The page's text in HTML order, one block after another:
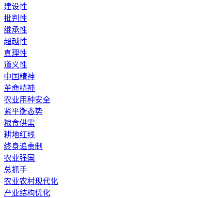
建设性
批判性
继承性
超越性
真理性
道义性
中国精神
革命精神
农业用种安全
紧平衡态势
粮食供需
耕地红线
终身追责制
农业强国
总抓手
农业农村现代化
产业结构优化